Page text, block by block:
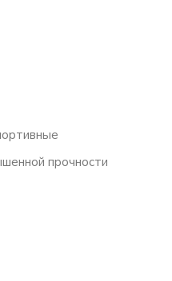
прочности